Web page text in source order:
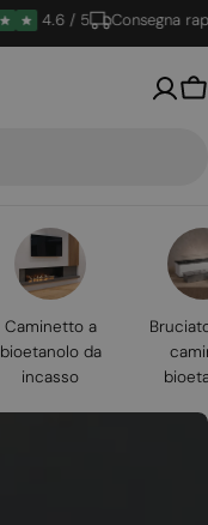
4.6 / 5 Consegna rapida
Caminetto a
bioetanolo da
incasso